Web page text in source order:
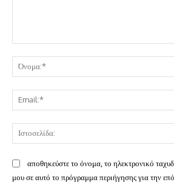
αποθηκεύστε το όνομα, το ηλεκτρονικό
μου σε αυτό το πρόγραμμα περιήγησης για την